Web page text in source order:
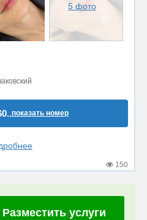
5 фото
показать номер
150
Разместить услуги